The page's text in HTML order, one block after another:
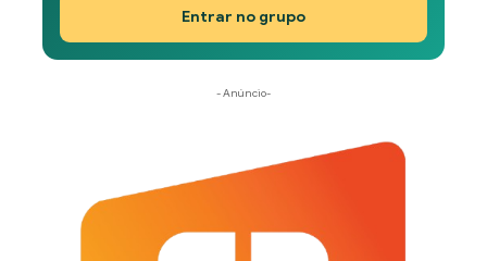
Entrar no grupo
- Anúncio-